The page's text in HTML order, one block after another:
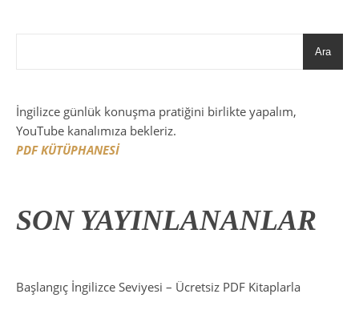
Ara
İngilizce günlük konuşma pratiğini birlikte yapalım,
YouTube kanalımıza bekleriz.
PDF KÜTÜPHANESİ
SON YAYINLANANLAR
Başlangıç İngilizce Seviyesi – Ücretsiz PDF Kitaplarla